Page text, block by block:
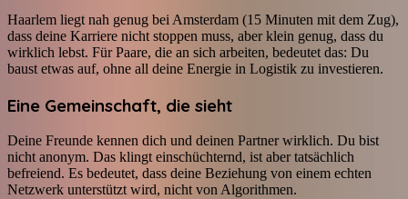
Haarlem liegt nah genug bei Amsterdam (15 Minuten mit dem Zug),
dass deine Karriere nicht stoppen muss, aber klein genug, dass du
wirklich lebst. Für Paare, die an sich arbeiten, bedeutet das: Du
baust etwas auf, ohne all deine Energie in Logistik zu investieren.
Eine Gemeinschaft, die sieht
Deine Freunde kennen dich und deinen Partner wirklich. Du bist
nicht anonym. Das klingt einschüchternd, ist aber tatsächlich
befreiend. Es bedeutet, dass deine Beziehung von einem echten
Netzwerk unterstützt wird, nicht von Algorithmen.